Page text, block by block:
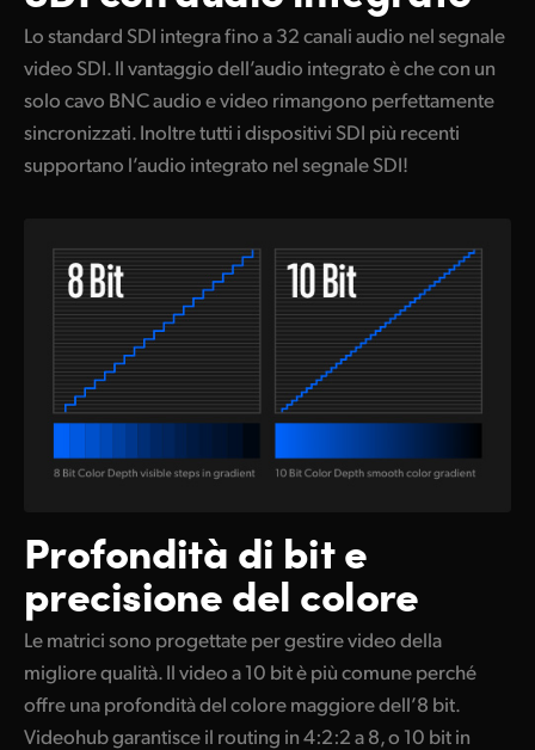
Lo standard SDI integra fino a 32 canali audio nel segnale
video SDI. Il vantaggio dell’audio integrato è che con un
solo cavo BNC audio e video rimangono perfettamente
sincronizzati. Inoltre tutti i dispositivi SDI più recenti
supportano l’audio integrato nel segnale SDI!
Profondità di bit e
precisione del colore
Le matrici sono progettate per gestire video della
migliore qualità. Il video a 10 bit è più comune perché
offre una profondità del colore maggiore dell’8 bit.
Videohub garantisce il routing in 4:2:2 a 8, o 10 bit in